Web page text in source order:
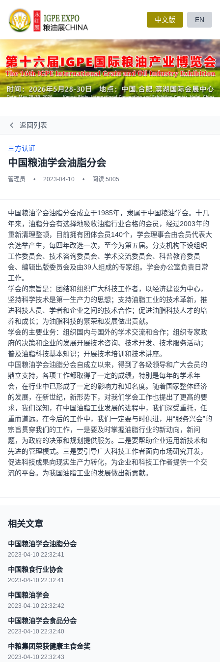
中文版 EN
返回列表
三方认证
中国粮油学会油脂分会
管理员 • 2023-04-10 • 阅读 5005
中国粮油学会油脂分会成立于1985年，隶属于中国粮油学会。十几
年来，油脂分会有选择地吸收油脂行业合格的会员，经过2003年的
重新清理整顿，目前拥有团体会员140个，学会理事会由会员代表大
会选举产生，每四年改选一次，至今为第五届。分支机构下设组织
工作委员会、技术咨询委员会、学术交流委员会、科普教育委员
会、编辑出版委员会及由39人组成的专家组。学会办公室负责日常
工作。
学会的宗旨是：团结和组织广大科技工作者，以经济建设为中心，
坚持科学技术是第一生产力的思想；支持油脂工业的技术革新，推
进科技人员、学者和企业之间的技术合作；促进油脂科技人才的培
养和成长；为油脂科技的繁荣和发展做出贡献。
学会的主要业务：组织国内与国外的学术交流和合作；组织专家政
府的决策和企业的发展开展技术咨询、技术开发、技术服务活动；
普及油脂科技基本知识；开展技术培训和技术讲座。
中国粮油学会油脂分会自成立以来，得到了各级领导和广大会员的
鼎立支持，各项工作都取得了一定的成绩，特别是每年的学术年
会，在行业中已形成了一定的影响力和知名度。随着国家整体经济
的发展，在新世纪，新形势下，对我们学会工作也提出了更高的要
求，我们深知，在中国油脂工业发展的进程中，我们深受重托，任
重而道远。在今后的工作中，我们一定要与时俱进，用“服务兴会”的
宗旨贯穿我们的工作，一是要及时掌握油脂行业的新动向，新问
题，为政府的决策和规划提供服务。二是要帮助企业运用新技术和
先进的管理模式。三是要引导广大科技工作者面向市场研究开发，
促进科技成果向现实生产力转化，为企业和科技工作者提供一个交
流的平台。为我国油脂工业的发展做出新贡献。
相关文章
中国粮油学会油脂分会
2023-04-10 22:32:41
中国粮食行业协会
2023-04-10 22:32:41
中国粮油学会
2023-04-10 22:32:42
中国粮油学会食品分会
2023-04-10 22:32:40
中粮集团荣获健康主食金奖
2023-04-10 22:32:43